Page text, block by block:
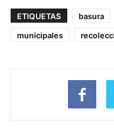
ETIQUETAS basura
municipales